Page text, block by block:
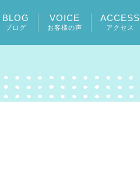
BLOG
ブログ
VOICE
お客様の声
ACCESS
アクセス